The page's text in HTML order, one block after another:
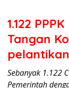
1.122
Tangan
Sebanyak 1.122
Pemerintah